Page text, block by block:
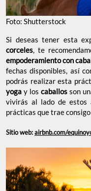
Foto: Shutterstock
Si deseas tener esta
corceles , te
empoderamiento con
fechas disponibles, así
podrás realizar esta
yogay los caballos son
vivirás al lado de estos
prácticas que trae
Sitio web:airbnb.com/